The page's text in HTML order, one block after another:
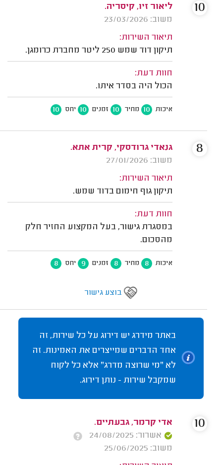
ליאור זיו, קיסריה.
משוב: 23/03/2026
תיאור השירות:
תיקון דוד שמש 250 ליטר מחברת כרומגן.
חוות דעת:
הכול היה בסדר איתו.
איכות 10 מחיר 10 זמנים 10 יחס 10
10
גנאדי גרודסקי, קרית אתא.
משוב: 27/01/2026
תיאור השירות:
תיקון גוף חימום בדוד שמש.
חוות דעת:
במסגרת גישור, בעל המקצוע החזיר חלק
מהסכום.
איכות 8 מחיר 8 זמנים 9 יחס 8
8
בוצע גישור
באתר מידרג יש דירוג על כל שירות, זה
אחד הדברים שמייצרים את האמינות. זה
לא "מי שרוצה מדרג" אלא כל לקוח
שמקבל שירות - נותן דירוג.
אדי קרמר, גבעתיים.
אשרור: 24/08/2025
משוב: 25/06/2025
10